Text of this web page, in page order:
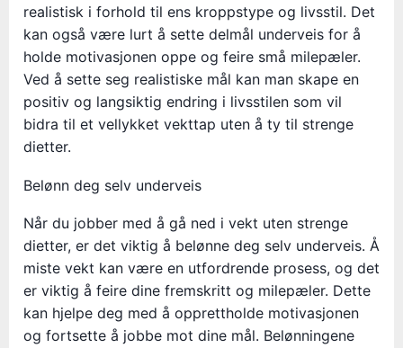
realistisk i forhold til ens kroppstype og livsstil. Det
kan også være lurt å sette delmål underveis for å
holde motivasjonen oppe og feire små milepæler.
Ved å sette seg realistiske mål kan man skape en
positiv og langsiktig endring i livsstilen som vil
bidra til et vellykket vekttap uten å ty til strenge
dietter.
Belønn deg selv underveis
Når du jobber med å gå ned i vekt uten strenge
dietter, er det viktig å belønne deg selv underveis. Å
miste vekt kan være en utfordrende prosess, og det
er viktig å feire dine fremskritt og milepæler. Dette
kan hjelpe deg med å opprettholde motivasjonen
og fortsette å jobbe mot dine mål. Belønningene